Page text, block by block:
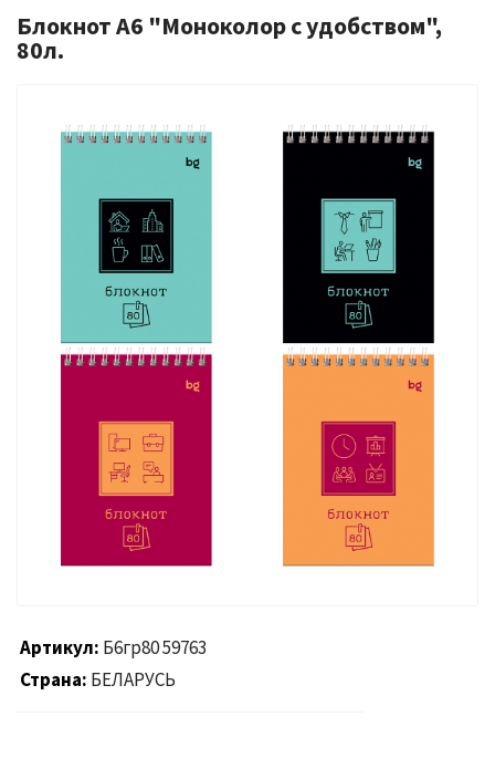
Блокнот А6 "Моноколор с удобством",
80л.
Артикул Б6гр80 59763
Страна БЕЛАРУСЬ